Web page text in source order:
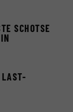
SCHOTSE
LAST-